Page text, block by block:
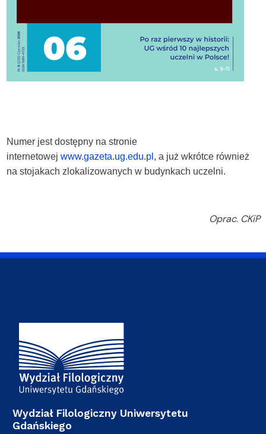
Numer jest dostępny na stronie
internetowej www.gazeta.ug.edu.pl , a już wkrótce również
na stojakach zlokalizowanych w budynkach uczelni.
Oprac. CKiP
Adres Wydziału
Wydział Filologiczny Uniwersytetu
Gdańskiego